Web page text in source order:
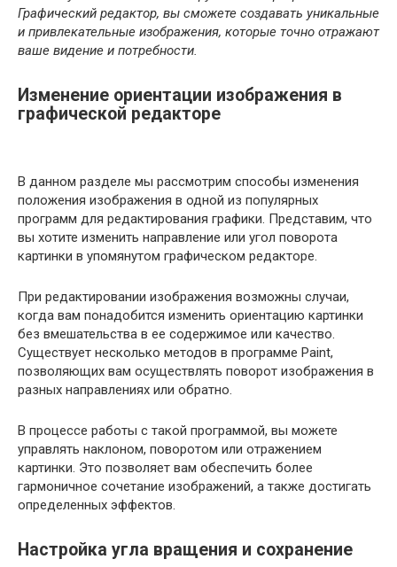
Графический редактор, вы сможете создавать уникальные
и привлекательные изображения, которые точно отражают
ваше видение и потребности.
Изменение ориентации изображения в
графической редакторе
В данном разделе мы рассмотрим способы изменения
положения изображения в одной из популярных
программ для редактирования графики. Представим, что
вы хотите изменить направление или угол поворота
картинки в упомянутом графическом редакторе.
При редактировании изображения возможны случаи,
когда вам понадобится изменить ориентацию картинки
без вмешательства в ее содержимое или качество.
Существует несколько методов в программе Paint,
позволяющих вам осуществлять поворот изображения в
разных направлениях или обратно.
В процессе работы с такой программой, вы можете
управлять наклоном, поворотом или отражением
картинки. Это позволяет вам обеспечить более
гармоничное сочетание изображений, а также достигать
определенных эффектов.
Настройка угла вращения и сохранение